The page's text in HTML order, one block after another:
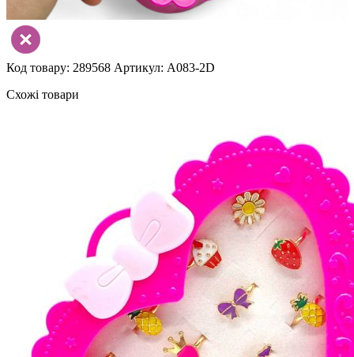
Код товару: 289568 Артикул: A083-2D
Схожі товари